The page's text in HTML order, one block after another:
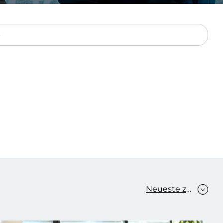
Neueste zuerst